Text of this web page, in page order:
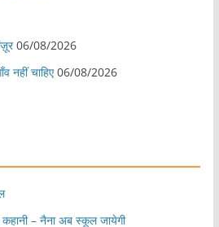
06/08/2026
नहीं चाहिए 06/08/2026
कहानी – नैना अब स्कूल जायेगी